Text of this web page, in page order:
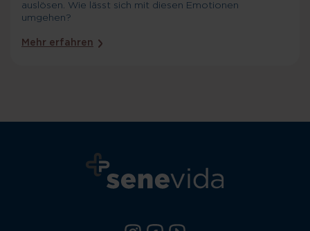
auslösen. Wie lässt sich mit diesen Emotionen
umgehen?
Mehr erfahren